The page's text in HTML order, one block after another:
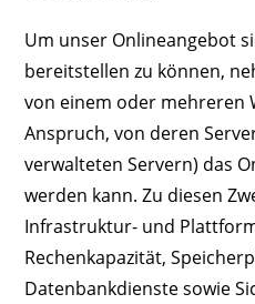
Um unser Onlineangebot
bereitstellen zu können,
von einem oder mehreren
Anspruch, von deren
verwalteten Servern) das
werden kann. Zu diesen
Infrastruktur- und
Rechenkapazität,
Datenbankdienste sowie